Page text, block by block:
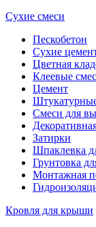
Сухие смеси
Пескобетон
Сухие
Цветная
Клеевые
Цемент
Смеси для
Затирки
Шпаклевка
Грунтовка
Монтажная
Кровля для крыши